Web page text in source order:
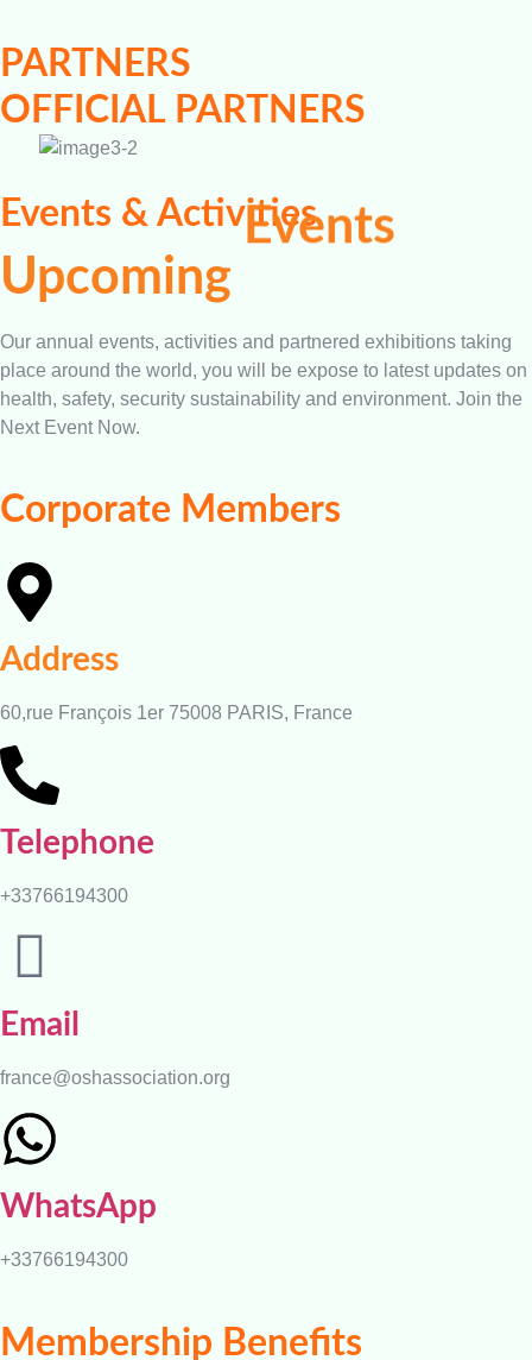
PARTNERS
OFFICIAL PARTNERS
Events & Activities
Upcoming
Our annual events, activities and partnered exhibitions taking
place around the world, you will be expose to latest updates on
health, safety, security sustainability and environment. Join the
Next Event Now.
Corporate Members
Address
60,rue François 1er 75008 PARIS, France
Telephone
+33766194300
Email
france@oshassociation.org
WhatsApp
+33766194300
Membership Benefits